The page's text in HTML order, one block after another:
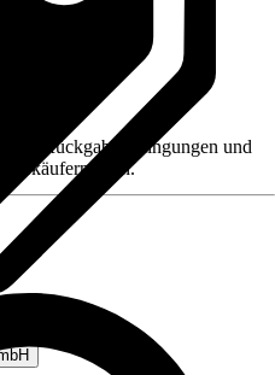
B. Rückgabebedingungen und